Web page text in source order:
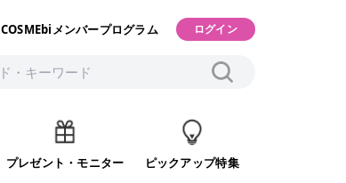
COSMEbiメンバープログラム ログイン
プレゼント・モニター ピックアップ特集